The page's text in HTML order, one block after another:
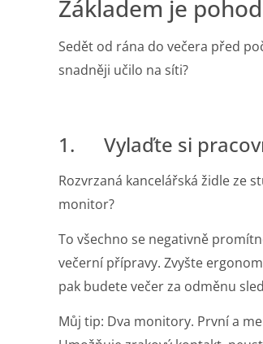
Základem je
Sedět od rána do večera před
snadněji učilo na síti?
1. Vylaďte si
Rozvrzaná kancelářská židle ze
monitor?
To všechno se negativně
večerní přípravy. Zvyšte
pak budete večer za odměnu
Můj tip: Dva monitory. První a